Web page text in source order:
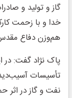
گاز و تولید و
خدا و با زحمت
هم‌وزن دفاع
پاک نژاد گفت: در
تأسیسات
نفت و گاز در اثر